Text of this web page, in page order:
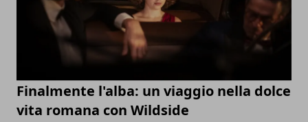
Finalmente l'alba: un viaggio nella dolce
vita romana con Wildside